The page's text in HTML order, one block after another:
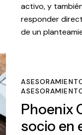
activo, y
responder
de un
Phoenix
socio en